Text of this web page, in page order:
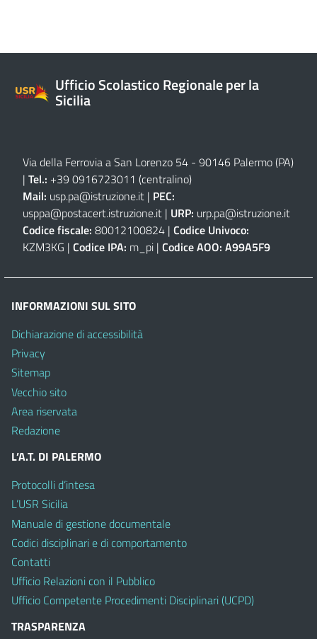
Ufficio Scolastico Regionale per la
Sicilia
Via della Ferrovia a San Lorenzo 54 - 90146 Palermo (PA)
| Tel.: +39 0916723011 (centralino)
Mail: usp.pa@istruzione.it | PEC:
usppa@postacert.istruzione.it | URP: urp.pa@istruzione.it
Codice fiscale: 80012100824 | Codice Univoco:
KZM3KG | Codice IPA: m_pi | Codice AOO: A99A5F9
INFORMAZIONI SUL SITO
Dichiarazione di accessibilità
Privacy
Sitemap
Vecchio sito
Area riservata
Redazione
L’A.T. DI PALERMO
Protocolli d’intesa
L’USR Sicilia
Manuale di gestione documentale
Codici disciplinari e di comportamento
Contatti
Ufficio Relazioni con il Pubblico
Ufficio Competente Procedimenti Disciplinari (UCPD)
TRASPARENZA